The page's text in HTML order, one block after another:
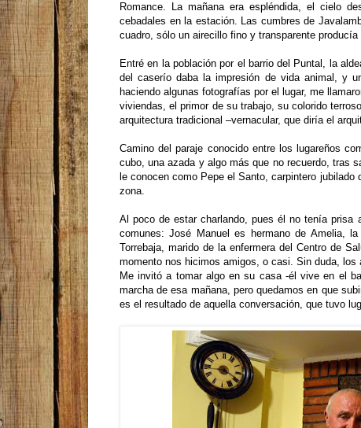
Romance. La mañana era espléndida, el cielo
cebadales en la estación. Las cumbres de
cuadro, sólo un airecillo fino y transparente
Entré en la población por el barrio del Puntal, la
del caserío daba la impresión de vida animal, y
haciendo algunas fotografías por el lugar, me
viviendas, el primor de su trabajo, su colorido
arquitectura tradicional –vernacular, que diría el
Camino del paraje conocido entre los lugareños
cubo, una azada y algo más que no recuerdo, tras
le conocen como Pepe el Santo, carpintero
zona.
Al poco de estar charlando, pues él no tenía prisa
comunes: José Manuel es hermano de Amelia,
Torrebaja, marido de la enfermera del Centro de
momento nos hicimos amigos, o casi. Sin duda,
Me invitó a tomar algo en su casa -él vive en el
marcha de esa mañana, pero quedamos en que
es el resultado de aquella conversación, que tuvo